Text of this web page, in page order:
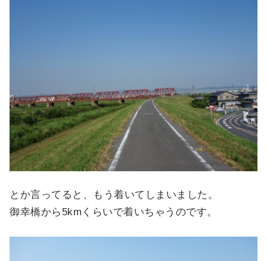
とか言ってると、もう着いてしまいました。
御幸橋から5kmくらいで着いちゃうのです。